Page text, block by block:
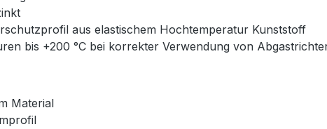
aus elastischem Hochtemperatur Kunststoff
bis +200 °C bei korrekter Verwendung von
Material